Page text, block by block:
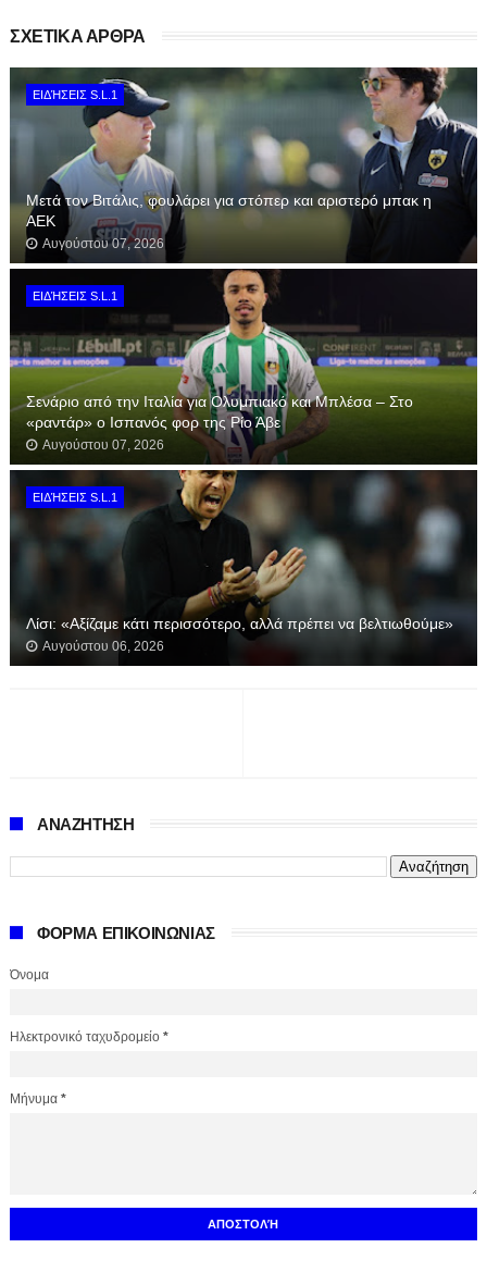
ΣΧΕΤΙΚΑ ΑΡΘΡΑ
ΕΙΔΉΣΕΙΣ S.L.1
Μετά τον Βιτάλις, φουλάρει για στόπερ και αριστερό μπακ η
ΑΕΚ
Αυγούστου 07, 2026
ΕΙΔΉΣΕΙΣ S.L.1
Σενάριο από την Ιταλία για Ολυμπιακό και Μπλέσα – Στο
«ραντάρ» ο Ισπανός φορ της Ρίο Άβε
Αυγούστου 07, 2026
ΕΙΔΉΣΕΙΣ S.L.1
Λίσι: «Αξίζαμε κάτι περισσότερο, αλλά πρέπει να βελτιωθούμε»
Αυγούστου 06, 2026
ΑΝΑΖΗΤΗΣΗ
ΦΟΡΜΑ ΕΠΙΚΟΙΝΩΝΙΑΣ
Όνομα
Ηλεκτρονικό ταχυδρομείο *
Μήνυμα *